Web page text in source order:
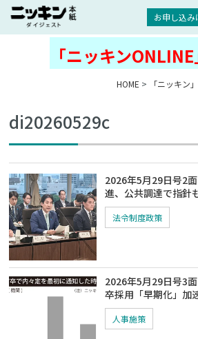
お申し込み
「ニッキン
HOME > 「ニッキン
di20260529c
2026年5月29日号2
進、公共調達で指針
法令制度政策
2026年5月29日号3
卒採用「早期化」加
人事施策